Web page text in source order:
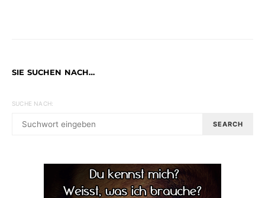
SIE SUCHEN NACH…
SUCHE NACH:
SEARCH